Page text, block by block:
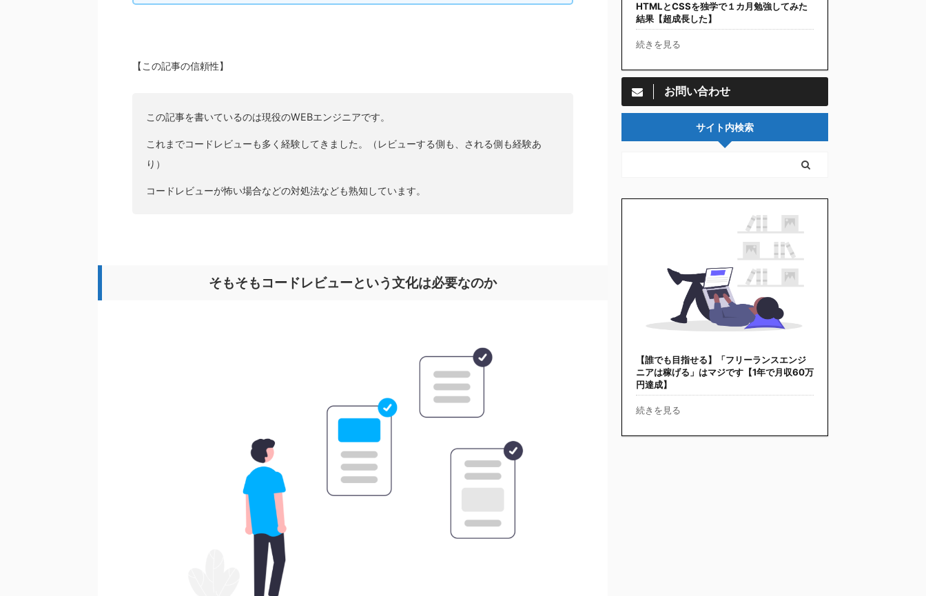
【この記事の信頼性】
この記事を書いているのは現役のWEBエンジニアです。
これまでコードレビューも多く経験してきました。（レビューする側も、される側も経験あ
り）
コードレビューが怖い場合などの対処法なども熟知しています。
そもそもコードレビューという文化は必要なのか
HTMLとCSSを独学で１カ月勉強してみた
結果【超成長した】
続きを見る
お問い合わせ
サイト内検索
【誰でも目指せる】「フリーランスエンジ
ニアは稼げる」はマジです【1年で月収60万
円達成】
続きを見る